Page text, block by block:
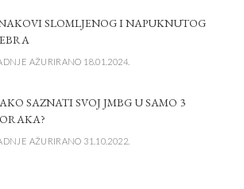
SLOMLJENOG I NAPUKNUTOG
AŽURIRANO 18.01.2024.
SAZNATI SVOJ JMBG U SAMO 3
AŽURIRANO 31.10.2022.